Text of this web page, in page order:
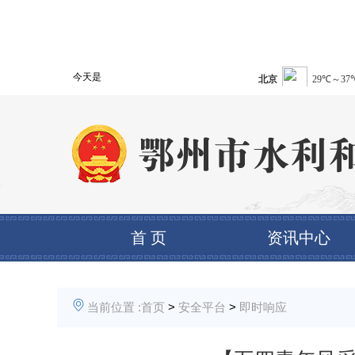
今天是
首 页 资讯中心
当前位置 :首页 > 安全平台 > 即时响应